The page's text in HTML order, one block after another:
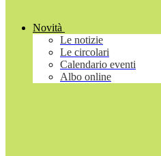
Novità
Le notizie
Le circolari
Calendario eventi
Albo online